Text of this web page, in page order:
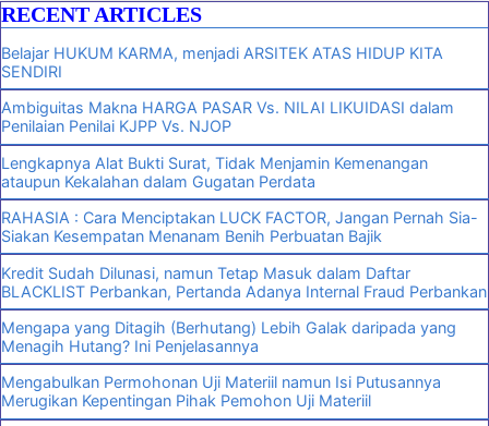
RECENT ARTICLES
Belajar HUKUM KARMA, menjadi ARSITEK ATAS HIDUP KITA
SENDIRI
Ambiguitas Makna HARGA PASAR Vs. NILAI LIKUIDASI dalam
Penilaian Penilai KJPP Vs. NJOP
Lengkapnya Alat Bukti Surat, Tidak Menjamin Kemenangan
ataupun Kekalahan dalam Gugatan Perdata
RAHASIA : Cara Menciptakan LUCK FACTOR, Jangan Pernah Sia-
Siakan Kesempatan Menanam Benih Perbuatan Bajik
Kredit Sudah Dilunasi, namun Tetap Masuk dalam Daftar
BLACKLIST Perbankan, Pertanda Adanya Internal Fraud Perbankan
Mengapa yang Ditagih (Berhutang) Lebih Galak daripada yang
Menagih Hutang? Ini Penjelasannya
Mengabulkan Permohonan Uji Materiil namun Isi Putusannya
Merugikan Kepentingan Pihak Pemohon Uji Materiil